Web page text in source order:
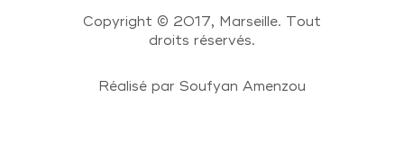
Copyright © 2017, Marseille. Tout
droits réservés.
Réalisé par Soufyan Amenzou